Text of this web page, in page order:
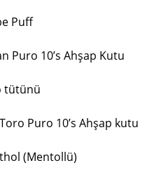
Puff
Puro 10’s Ahşap Kutu
tütünü
Puro 10’s Ahşap kutu
(Mentollü)